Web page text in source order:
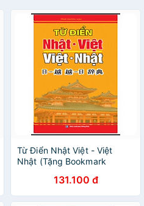
Từ Điển Nhật Việt - Việt
Nhật (Tặng Bookmark
131.100 đ